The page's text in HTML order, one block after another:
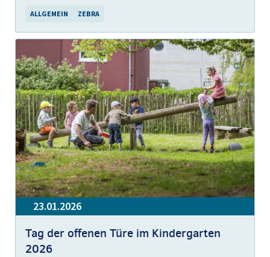
ALLGEMEIN ZEBRA
23.01.2026
Tag der offenen Türe im Kindergarten
2026